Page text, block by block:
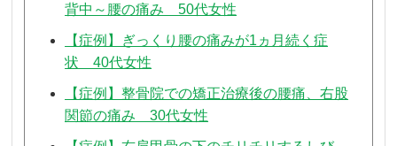
背中～腰の痛み 50代女性
【症例】ぎっくり腰の痛みが1ヵ月続く症
状 40代女性
【症例】整骨院での矯正治療後の腰痛、右股
関節の痛み 30代女性